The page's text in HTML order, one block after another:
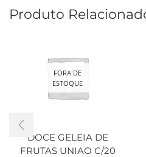
Produto
FORA DE
ESTOQUE
DOCE GELEIA DE
FRUTAS UNIAO C/20